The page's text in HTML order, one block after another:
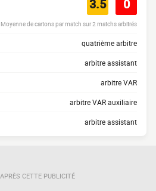
3.5 0
Moyenne de cartons par match sur 2 matchs arbitrés
quatrième arbitre
arbitre assistant
arbitre VAR
arbitre VAR auxiliaire
arbitre assistant
CETTE PUBLICITÉ